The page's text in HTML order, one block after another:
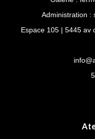
Administration :
Espace 105 | 5445 av